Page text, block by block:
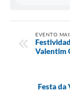
EVENTO
Valentim
Festa da